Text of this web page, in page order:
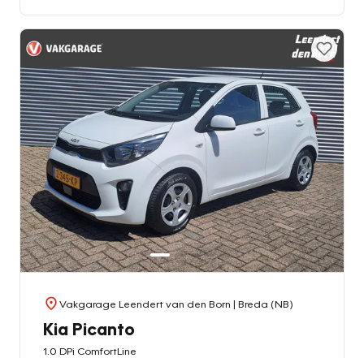
Vakgarage Leendert van den Born | Breda (NB)
Kia Picanto
1.0 DPi ComfortLine